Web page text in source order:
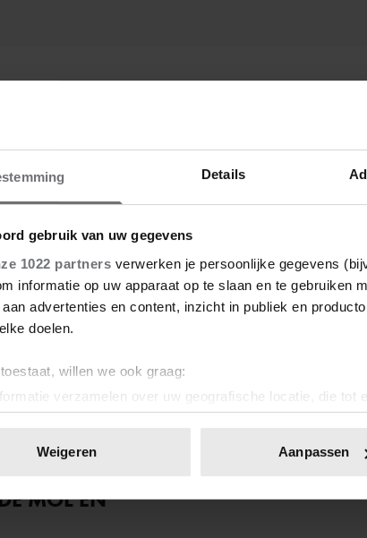
Details
gebruik van uw gegevens
1022 partners verwerken je persoonlijke gegevens
informatie op uw apparaat op te slaan en te gebruiken
aan advertenties en content, inzicht in publiek en
doelen.
willen we ook graag:
verzamelen over uw geografische locatie, die tot
apparaat identificeren door het actief te scannen op
op elk moment wijzigen of intrekken in de
cookies om content en advertenties te
te analyseren. Ook delen we informatie over uw
Weigeren Aanpassen
CORNALD MAAS
MOL EN